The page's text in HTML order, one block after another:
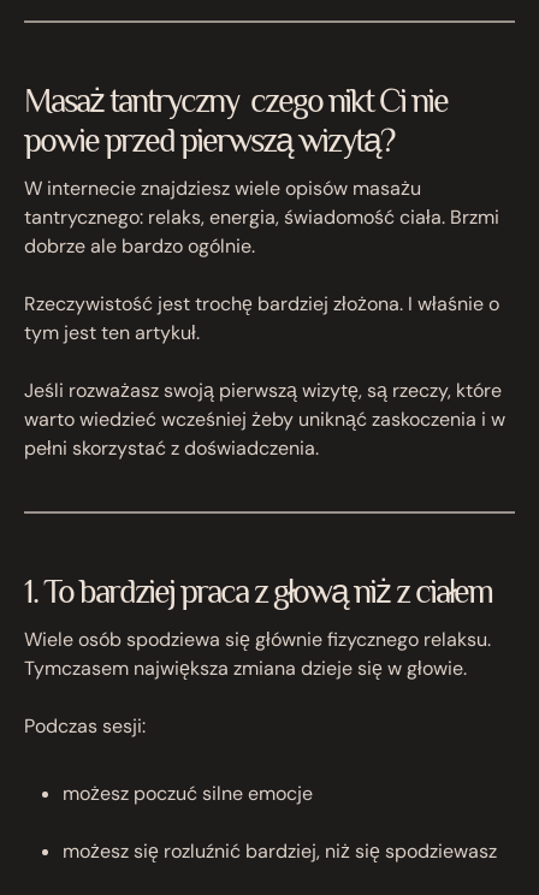
Masaż tantryczny czego nikt Ci nie
powie przed pierwszą wizytą?
W internecie znajdziesz wiele opisów masażu
tantrycznego: relaks, energia, świadomość ciała. Brzmi
dobrze ale bardzo ogólnie.
Rzeczywistość jest trochę bardziej złożona. I właśnie o
tym jest ten artykuł.
Jeśli rozważasz swoją pierwszą wizytę, są rzeczy, które
warto wiedzieć wcześniej żeby uniknąć zaskoczenia i w
pełni skorzystać z doświadczenia.
1. To bardziej praca z głową niż z ciałem
Wiele osób spodziewa się głównie fizycznego relaksu.
Tymczasem największa zmiana dzieje się w głowie.
Podczas sesji:
możesz poczuć silne emocje
możesz się rozluźnić bardziej, niż się spodziewasz